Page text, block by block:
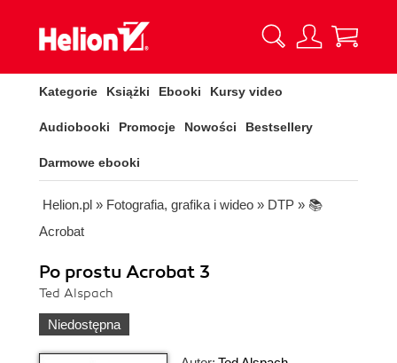
Kategorie Książki Ebooki Kursy video
Audiobooki Promocje Nowości Bestsellery
Darmowe ebooki
Helion.pl » Fotografia, grafika i wideo » DTP » 📚
Acrobat
Po prostu Acrobat 3
Ted Alspach
Niedostępna